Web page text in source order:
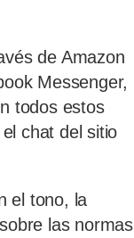
de Amazon
Messenger,
todos estos
chat del sitio
el tono, la
las normas